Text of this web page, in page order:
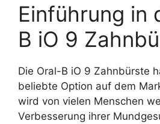
Einführung in
B iO 9
Die Oral-B iO 9 Zahnbürste
beliebte Option auf dem
wird von vielen Menschen
Verbesserung ihrer